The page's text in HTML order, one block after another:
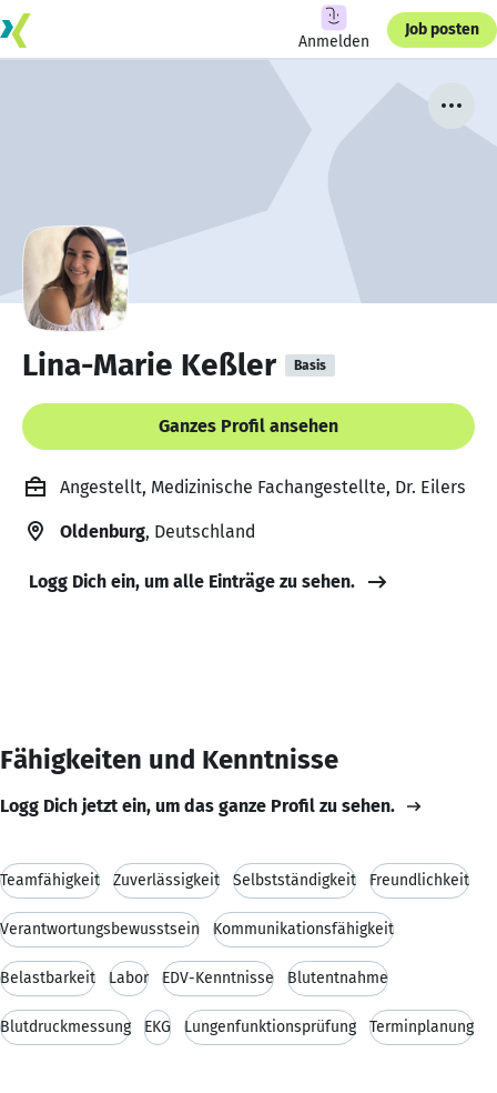
Anmelden
Job posten
Lina-Marie Keßler Basis
Ganzes Profil ansehen
Angestellt, Medizinische Fachangestellte, Dr. Eilers
Oldenburg, Deutschland
Logg Dich ein, um alle Einträge zu sehen.
Fähigkeiten und Kenntnisse
Logg Dich jetzt ein, um das ganze Profil zu sehen.
Teamfähigkeit Zuverlässigkeit Selbstständigkeit Freundlichkeit
Verantwortungsbewusstsein Kommunikationsfähigkeit
Belastbarkeit Labor EDV-Kenntnisse Blutentnahme
Blutdruckmessung EKG Lungenfunktionsprüfung Terminplanung